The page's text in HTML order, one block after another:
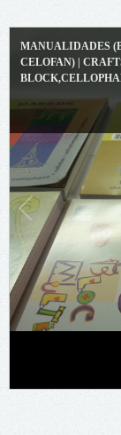
MANUALIDADES
CELOFAN) |